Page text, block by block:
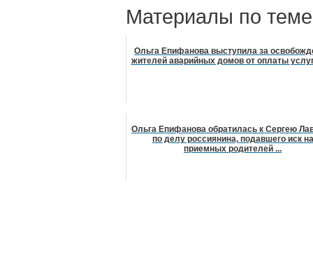
Материалы по
Ольга Епифанова выступила за
жителей аварийных домов от оплаты
Ольга Епифанова обратилась к Сергею
по делу россиянина, подавшего иск на
приемных родителей ...